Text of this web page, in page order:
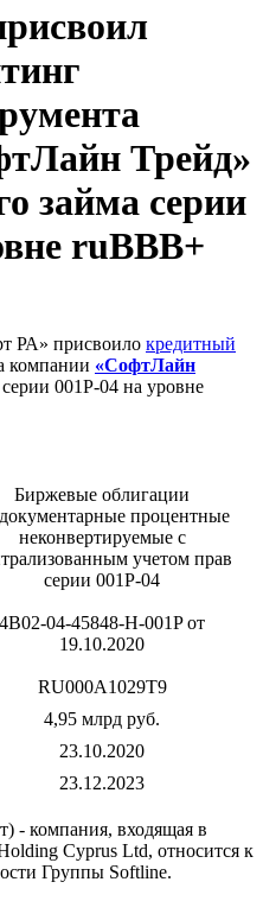
Трейд»
займа серии
ruBBB+
РА» присвоило кредитный
компании «СофтЛайн
001P-04 на уровне
Биржевые облигации
процентные
неконвертируемые с
учетом прав
серии 001P-04
4B02-04-45848-H-001P от
19.10.2020
RU000A1029T9
4,95 млрд руб.
23.10.2020
23.12.2023
- компания, входящая в
Cyprus Ltd, относится к
Группы Softline.